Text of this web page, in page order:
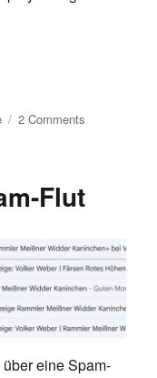
2 Comments
100
Flut
eine Spam-